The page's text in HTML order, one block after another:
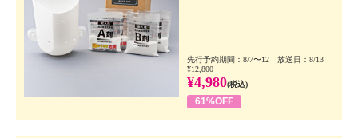
先行予約期間：8/7〜12 放送日：8/13
¥12,800
¥4,980(税込)
61%OFF